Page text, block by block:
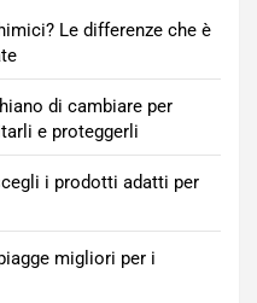
Le differenze che è
di cambiare per
e proteggerli
i prodotti adatti per
migliori per i